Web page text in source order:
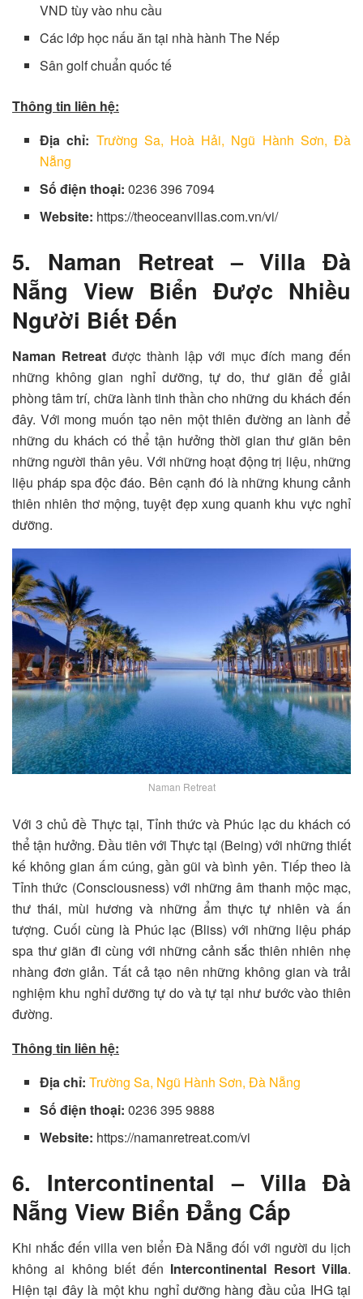
VND tùy vào nhu cầu
Các lớp học nấu ăn tại nhà hành The Nếp
Sân golf chuẩn quốc tế
Thông tin liên hệ:
Địa chỉ: Trường Sa, Hoà Hải, Ngũ Hành Sơn, Đà
Nẵng
Số điện thoại: 0236 396 7094
Website: https://theoceanvillas.com.vn/vi/
5. Naman Retreat – Villa Đà
Nẵng View Biển Được Nhiều
Người Biết Đến
Naman Retreat được thành lập với mục đích mang đến
những không gian nghỉ dưỡng, tự do, thư giãn để giải
phòng tâm trí, chữa lành tinh thần cho những du khách đến
đây. Với mong muốn tạo nên một thiên đường an lành để
những du khách có thể tận hưởng thời gian thư giãn bên
những người thân yêu. Với những hoạt động trị liệu, những
liệu pháp spa độc đáo. Bên cạnh đó là những khung cảnh
thiên nhiên thơ mộng, tuyệt đẹp xung quanh khu vực nghỉ
dưỡng.
Naman Retreat
Với 3 chủ đề Thực tại, Tỉnh thức và Phúc lạc du khách có
thể tận hưởng. Đầu tiên với Thực tại (Being) với những thiết
kế không gian ấm cúng, gần gũi và bình yên. Tiếp theo là
Tỉnh thức (Consciousness) với những âm thanh mộc mạc,
thư thái, mùi hương và những ẩm thực tự nhiên và ấn
tượng. Cuối cùng là Phúc lạc (Bliss) với những liệu pháp
spa thư giãn đi cùng với những cảnh sắc thiên nhiên nhẹ
nhàng đơn giản. Tất cả tạo nên những không gian và trải
nghiệm khu nghỉ dưỡng tự do và tự tại như bước vào thiên
đường.
Thông tin liên hệ:
Địa chỉ:Trường Sa, Ngũ Hành Sơn, Đà Nẵng
Số điện thoại: 0236 395 9888
Website: https://namanretreat.com/vi
6. Intercontinental – Villa Đà
Nẵng View Biển Đẳng Cấp
Khi nhắc đến villa ven biển Đà Nẵng đối với người du lịch
không ai không biết đến Intercontinental Resort Villa.
Hiện tại đây là một khu nghỉ dưỡng hàng đầu của IHG tại